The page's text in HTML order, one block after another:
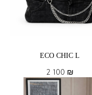
ECO CHIC L
2 100 ₪